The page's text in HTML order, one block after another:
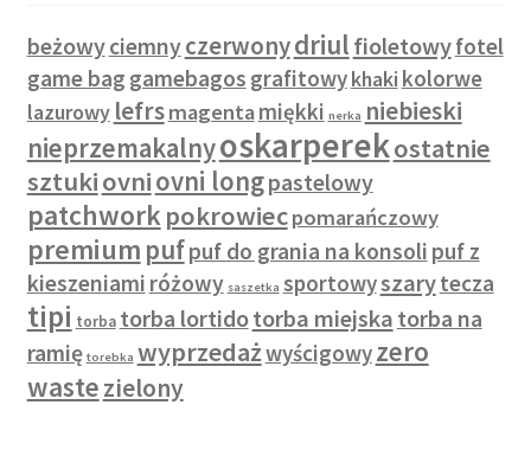
beżowyciemnyczerwonydriulfioletowyfotel
game bag gamebagos grafitowykhaki kolorwe
lazurowy lefrsmagentamiękki nerka niebieski
nieprzemakalnyoskarperekostatnie
sztukiovniovni longpastelowy
patchworkpokrowiecpomarańczowy
premium pufpuf do grania na konsoli puf z
kieszeniami różowy saszetka sportowyszarytecza
tipi torba torba lortidotorba miejska torba na
ramię torebka wyprzedażwyścigowyzero
wastezielony